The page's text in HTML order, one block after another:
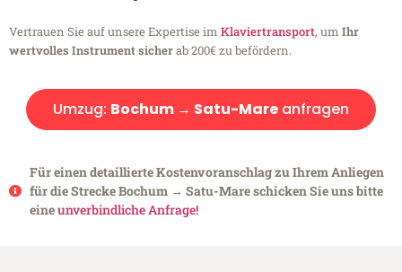
Vertrauen Sie auf unsere Expertise im Klaviertransport, um Ihr
wertvolles Instrument sicherab 200€ zu befördern.
Umzug: Bochum → Satu-Mare anfragen
Für einen detaillierte Kostenvoranschlag zu Ihrem Anliegen
für die Strecke Bochum → Satu-Mare schicken Sie uns bitte
eineunverbindliche Anfrage!